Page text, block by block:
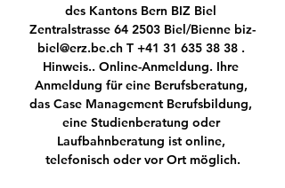
des Kantons Bern BIZ Biel
Zentralstrasse 64 2503 Biel/Bienne biz-
biel@erz.be.ch T +41 31 635 38 38 .
Hinweis.. Online-Anmeldung. Ihre
Anmeldung für eine Berufsberatung,
das Case Management Berufsbildung,
eine Studienberatung oder
Laufbahnberatung ist online,
telefonisch oder vor Ort möglich.